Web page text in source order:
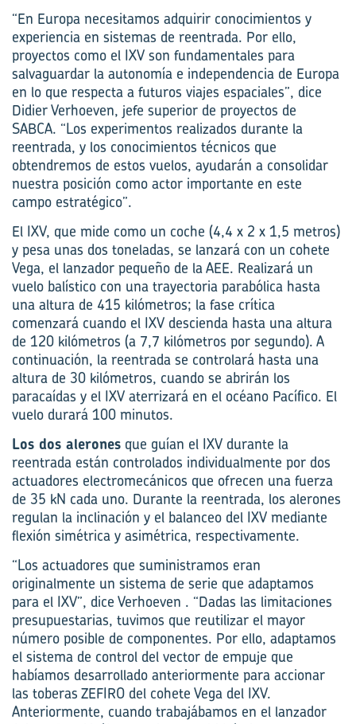
“En Europa necesitamos adquirir conocimientos y
experiencia en sistemas de reentrada. Por ello,
proyectos como el IXV son fundamentales para
salvaguardar la autonomía e independencia de Europa
en lo que respecta a futuros viajes espaciales”, dice
Didier Verhoeven, jefe superior de proyectos de
SABCA. “Los experimentos realizados durante la
reentrada, y los conocimientos técnicos que
obtendremos de estos vuelos, ayudarán a consolidar
nuestra posición como actor importante en este
campo estratégico”.
El IXV, que mide como un coche (4,4 x 2 x 1,5 metros)
y pesa unas dos toneladas, se lanzará con un cohete
Vega, el lanzador pequeño de la AEE. Realizará un
vuelo balístico con una trayectoria parabólica hasta
una altura de 415 kilómetros; la fase crítica
comenzará cuando el IXV descienda hasta una altura
de 120 kilómetros (a 7,7 kilómetros por segundo). A
continuación, la reentrada se controlará hasta una
altura de 30 kilómetros, cuando se abrirán los
paracaídas y el IXV aterrizará en el océano Pacífico. El
vuelo durará 100 minutos.
Los dos alerones que guían el IXV durante la
reentrada están controlados individualmente por dos
actuadores electromecánicos que ofrecen una fuerza
de 35 kN cada uno. Durante la reentrada, los alerones
regulan la inclinación y el balanceo del IXV mediante
flexión simétrica y asimétrica, respectivamente.
“Los actuadores que suministramos eran
originalmente un sistema de serie que adaptamos
para el IXV”, dice Verhoeven . “Dadas las limitaciones
presupuestarias, tuvimos que reutilizar el mayor
número posible de componentes. Por ello, adaptamos
el sistema de control del vector de empuje que
habíamos desarrollado anteriormente para accionar
las toberas ZEFIRO del cohete Vega del IXV.
Anteriormente, cuando trabajábamos en el lanzador